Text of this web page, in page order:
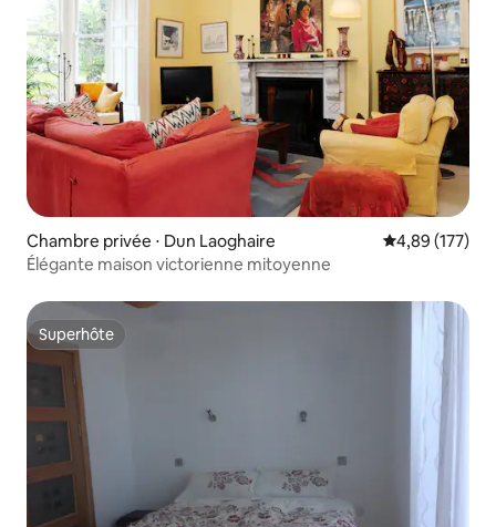
Chambre privée ⋅ Dun Laoghaire Évaluation
4,89 (177)
Élégante maison victorienne mitoyenne
Superhôte
Superhôte